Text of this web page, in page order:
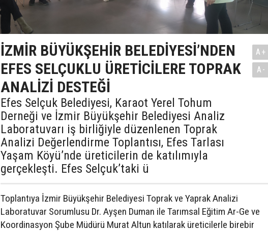
İZMİR BÜYÜKŞEHİR BELEDİYESİ’NDEN
EFES SELÇUKLU ÜRETİCİLERE TOPRAK
ANALİZİ DESTEĞİ
Efes Selçuk Belediyesi, Karaot Yerel Tohum
Derneği ve İzmir Büyükşehir Belediyesi Analiz
Laboratuvarı iş birliğiyle düzenlenen Toprak
Analizi Değerlendirme Toplantısı, Efes Tarlası
Yaşam Köyü’nde üreticilerin de katılımıyla
gerçekleşti. Efes Selçuk’taki ü
A+
A-
Toplantıya İzmir Büyükşehir Belediyesi Toprak ve Yaprak Analizi
Laboratuvar Sorumlusu Dr. Ayşen Duman ile Tarımsal Eğitim Ar-Ge ve
Koordinasyon Şube Müdürü Murat Altun katılarak üreticilerle birebir